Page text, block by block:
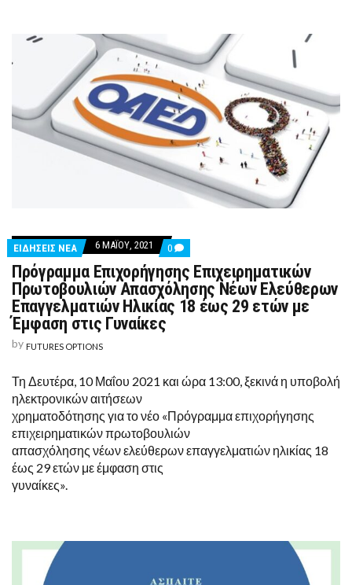
ΕΙΔΗΣΕΙΣ ΝΕΑ 6 ΜΑΪ́ΟΥ, 2021 0 COMMENTS
ON
ΠΡΌΓΡΑΜΜΑ
ΕΠΙΧΟΡΉΓΗΣΗΣ
ΕΠΙΧΕΙΡΗΜΑΤΙΚΏΝ
ΠΡΩΤΟΒΟΥΛΙΏΝ
ΑΠΑΣΧΌΛΗΣΗΣ
18
ΈΩΣ
ΕΤΏΝ
ΜΕ
ΈΜΦΑΣΗ
ΣΤΙΣ
ΓΥΝΑΊΚΕΣ
Πρόγραμμα Επιχορήγησης Επιχειρηματικών
Πρωτοβουλιών Απασχόλησης Νέων Ελεύθερων
Επαγγελματιών Ηλικίας 18 έως 29 ετών με
Έμφαση στις Γυναίκες
by FUTURES OPTIONS
Τη Δευτέρα, 10 Μαΐου 2021 και ώρα 13:00, ξεκινά η υποβολή
ηλεκτρονικών αιτήσεων
χρηματοδότησης για το νέο «Πρόγραμμα επιχορήγησης
επιχειρηματικών πρωτοβουλιών
απασχόλησης νέων ελεύθερων επαγγελματιών ηλικίας 18
έως 29 ετών με έμφαση στις
γυναίκες».